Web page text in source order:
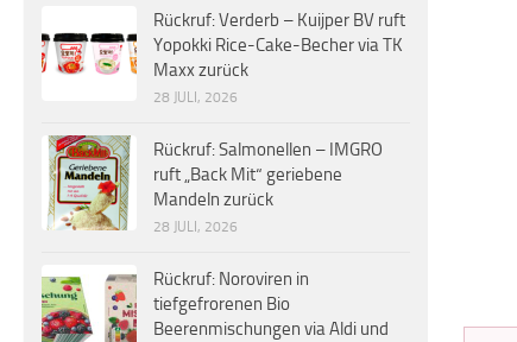
Rückruf: Verderb – Kuijper BV ruft
Yopokki Rice-Cake-Becher via TK
Maxx zurück
28 JULI, 2026
Rückruf: Salmonellen – IMGRO
ruft „Back Mit“ geriebene
Mandeln zurück
28 JULI, 2026
Rückruf: Noroviren in
tiefgefrorenen Bio
Beerenmischungen via Aldi und